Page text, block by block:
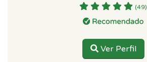
(49)
Ver Perfil